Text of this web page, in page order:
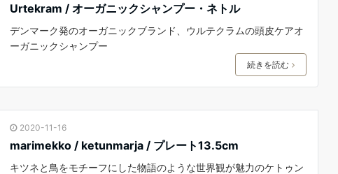
Urtekram / オーガニックシャンプー・ネトル
デンマーク発のオーガニックブランド、ウルテクラムの頭皮ケアオ
ーガニックシャンプー
続きを読む
2020-11-16
marimekko / ketunmarja / プレート13.5cm
キツネと鳥をモチーフにした物語のような世界観が魅力のケトゥン